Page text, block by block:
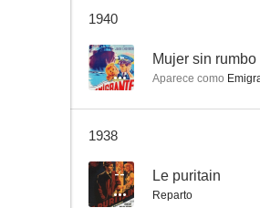
1940
-- Mujer sin rumbo
Aparece como
1938
-- Le puritain
Reparto